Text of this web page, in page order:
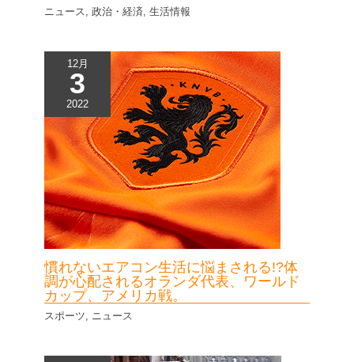
ニュース ,政治・経済 ,生活情報
12月
3
2022
慣れないエアコン生活に悩まされる!?体
調が心配されるオランダ代表、ワールド
カップ、アメリカ戦。
スポーツ, ニュース